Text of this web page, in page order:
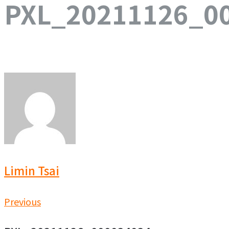
Limin Tsai
文
Previous
Previous